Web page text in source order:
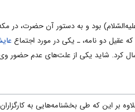
بود و به دستور آن حضرت،
عقیل دو نامه، ـ یکی در مورد اجتماع
کرد. شاید یکی از علت‌های عدم حضور
بر این که طی بخشنامه‌هایی به